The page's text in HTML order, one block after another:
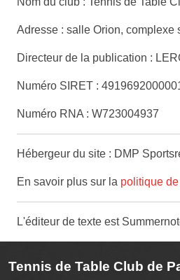
Adresse : salle Orion, complexe
Directeur de la publication :
Numéro SIRET :
Numéro RNA : W723004937
Hébergeur du site : DMP
En savoir plus sur la politique
L'éditeur de texte est
Tennis de Table Club de